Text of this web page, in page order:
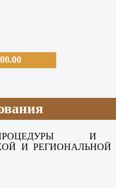
И
И РЕГИОНАЛЬНОЙ